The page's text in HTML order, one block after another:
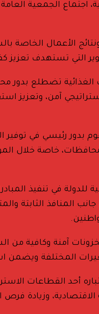
اجتماع الجمعية
الأعمال الخاصة
تستهدف تعزيز
تضطلع بدور
آمن، وتعزيز
بدور رئيسي في
خاصة خلال
للدولة في تنفيذ
المنافذ الثابتة
آمنة وكافية من
المختلفة
أحد القطاعات
الاقتصادية، وزيادة